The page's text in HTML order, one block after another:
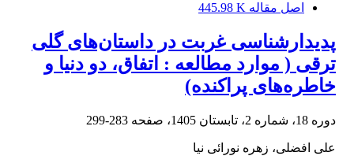
اصل مقاله 445.98 K
پدیدارشناسی غربت در داستان‌های گلی
ترقی ( موارد مطالعه : اتفاق، دو دنیا و
خاطره‌‌‌‌های پراکنده)
دوره 18، شماره 2، تابستان 1405، صفحه 283-299
علی افضلی، زهره نورائی نیا